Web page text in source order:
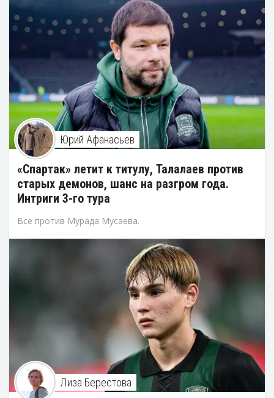
Юрий Афанасьев
«Спартак» летит к титулу, Талалаев против
старых демонов, шанс на разгром года.
Интриги 3-го тура
Все против Мурада Мусаева.
Лиза Берестова